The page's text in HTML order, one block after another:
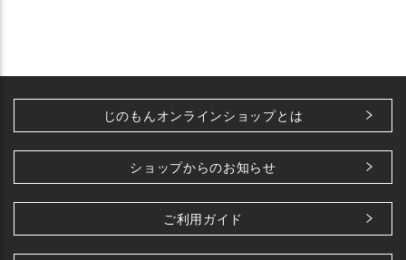
じのもんオンラインショップとは
ショップからのお知らせ
ご利用ガイド